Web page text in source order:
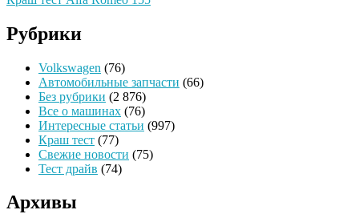
Рубрики
Volkswagen (76)
Автомобильные запчасти (66)
Без рубрики (2 876)
Все о машинах (76)
Интересные статьи (997)
Краш тест (77)
Свежие новости (75)
Тест драйв (74)
Архивы